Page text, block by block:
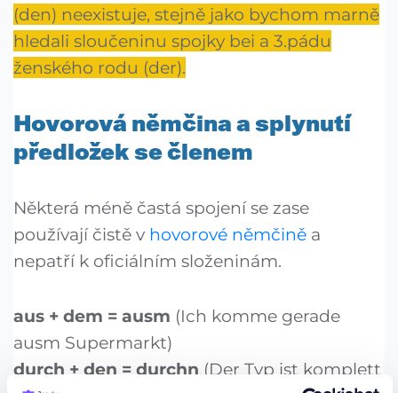
(den) neexistuje, stejně jako bychom marně
hledali sloučeninu spojky bei a 3.pádu
ženského rodu (der).
Hovorová němčina a splynutí
předložek se členem
Některá méně častá spojení se zase
používají čistě v hovorové němčině a
nepatří k oficiálním složeninám.
aus + dem = ausm (Ich komme gerade
ausm Supermarkt)
durch + den = durchn (Der Typ ist komplett